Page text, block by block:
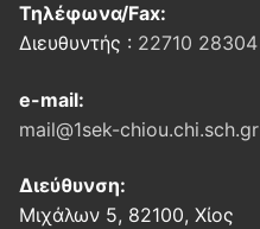
Τηλέφωνα/Fax:
Διευθυντής : 22710 28304
e-mail:
mail@1sek-chiou.chi.sch.gr
Διεύθυνση:
Μιχάλων 5, 82100, Χίος